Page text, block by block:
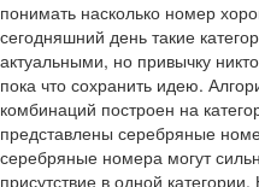
понимать насколько номер
сегодняшний день такие
актуальными, но привычку
пока что сохранить идею.
комбинаций построен на
представлены серебряные
серебряные номера могут
присутствие в одной